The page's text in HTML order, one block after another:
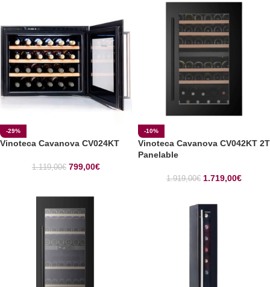
-29%
Vinoteca Cavanova CV024KT
1.119,00€ 799,00€
-10%
Vinoteca Cavanova CV042KT 2T
Panelable
1.919,00€ 1.719,00€